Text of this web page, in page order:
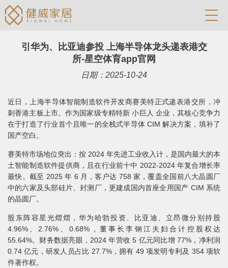
引华为、比亚迪参投 上海半导体龙头递表港交
所-星空体育app官网
日期：2025-10-24
近日，上海半导体智能制造软件开发商赛美特正式递表港交所，冲
刺香港主板上市。作为国家级专精特新 小巨人 企业，其核心竞争力
在于打造了行业首个且唯一的全栈式半导体 CIM 解决方案，填补了
国产空白。
赛美特市场地位突出：按 2024 年先进工业收入计，是国内最大的本
土智能制造软件提供商，且在行业前十中 2022-2024 年复合增长率
最快。截至 2025 年 6 月，客户达 758 家，覆盖全国前八大晶圆厂
中的六家及头部硅片、封测厂，更建成国内首座全用国产 CIM 系统
的晶圆厂。
股东阵容星光熠熠，华为哈勃投资、比亚迪、立昂微分别持股
4.96%、2.76%、0.68%，董事长李钢江夫妇合计控股权达
55.64%。财务数据亮眼，2024 年营收 5 亿元同比增 77%，净利润
0.74 亿元，研发人员占比 27.7%，拥有 49 项发明专利及 354 项软
件著作权。